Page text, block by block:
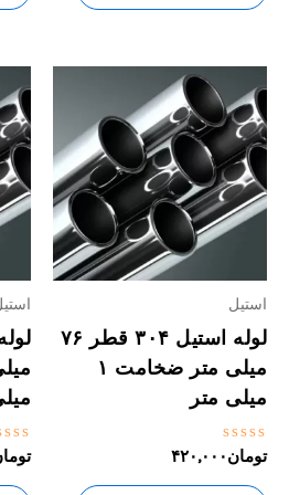
استیل
لوله استیل ۳۰۴ قطر ۷۶
میلی متر ضخامت ۱
میلی متر
نمره
0
از
تومان۴۲۰,۰۰۰
0
از